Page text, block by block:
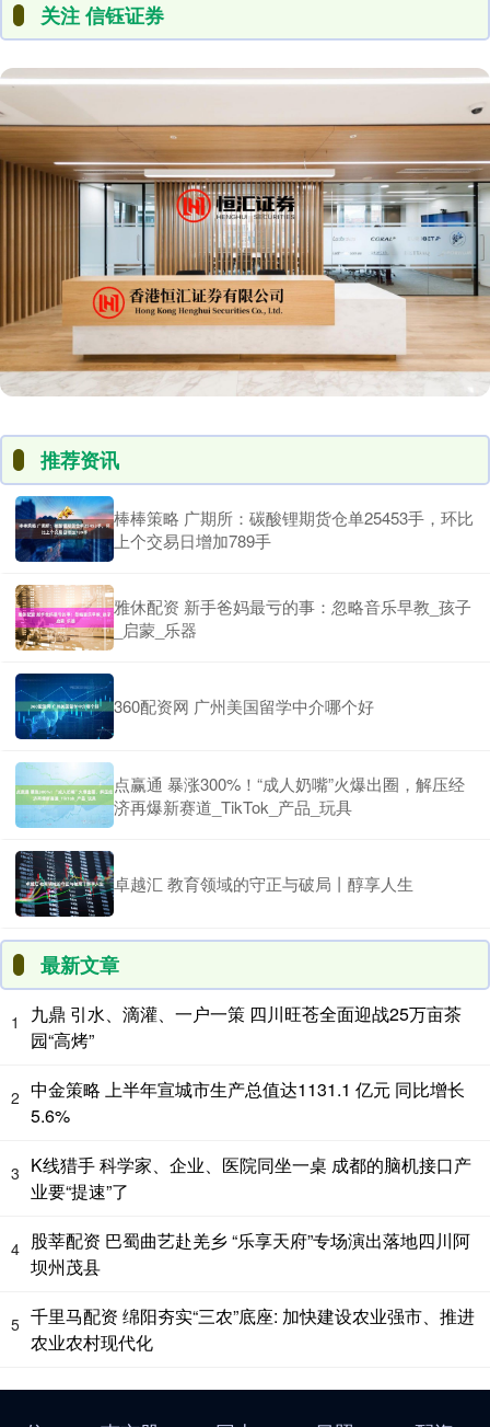
关注 信钰证券
推荐资讯
棒棒策略 广期所：碳酸锂期货仓单25453手，环比
上个交易日增加789手
雅休配资 新手爸妈最亏的事：忽略音乐早教_孩子
_启蒙_乐器
360配资网 广州美国留学中介哪个好
点赢通 暴涨300%！“成人奶嘴”火爆出圈，解压经
济再爆新赛道_TikTok_产品_玩具
卓越汇 教育领域的守正与破局丨醇享人生
最新文章
1
九鼎 引水、滴灌、一户一策 四川旺苍全面迎战25万亩茶
园“高烤”
2 中金策略 上半年宣城市生产总值达1131.1 亿元 同比增长
5.6%
3 K线猎手 科学家、企业、医院同坐一桌 成都的脑机接口产
业要“提速”了
4 股莘配资 巴蜀曲艺赴羌乡 “乐享天府”专场演出落地四川阿
坝州茂县
5 千里马配资 绵阳夯实“三农”底座: 加快建设农业强市、推进
农业农村现代化